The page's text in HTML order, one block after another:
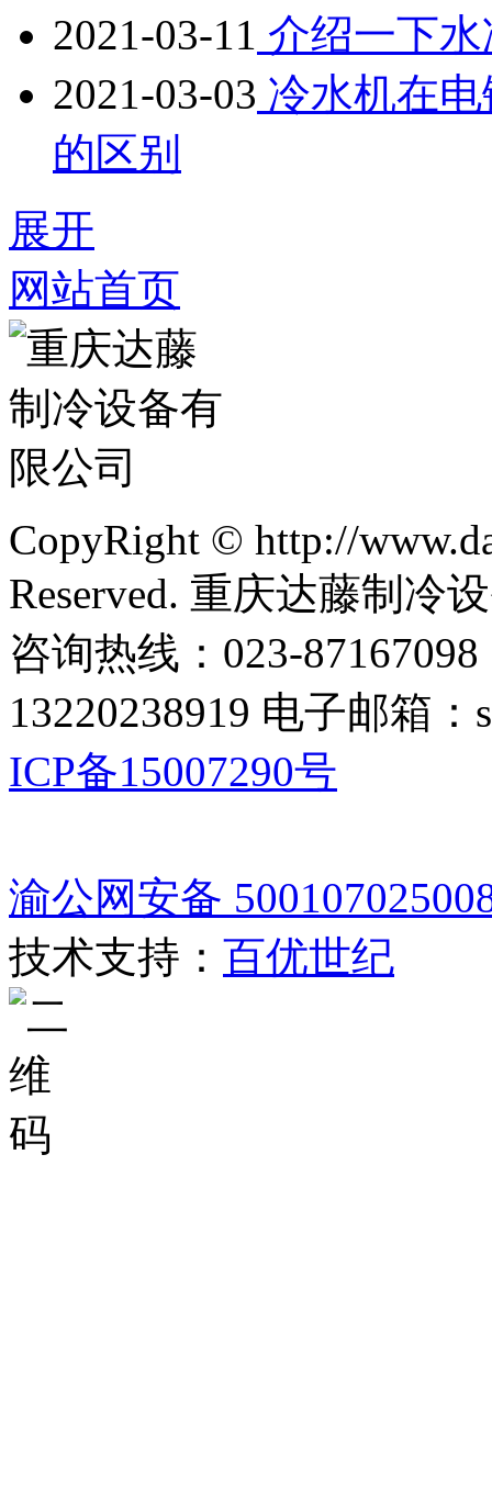
2021-03-11 介绍一下
2021-03-03 冷水机在
的区别
展开
网站首页
CopyRight © http://
Reserved. 重庆达藤制冷
咨询热线：023-87167098
13220238919 电子邮箱：
ICP备15007290号
渝公网安备
技术支持： 百优世纪